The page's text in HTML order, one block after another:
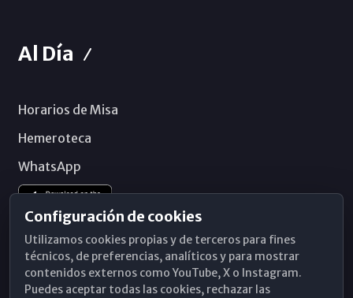
Al Día
Horarios de Misa
Hemeroteca
WhatsApp
Configuración de cookies
Utilizamos cookies propias y de terceros para fines
técnicos, de preferencias, analíticos y para mostrar
contenidos externos como YouTube, X o Instagram.
Puedes aceptar todas las cookies, rechazar las